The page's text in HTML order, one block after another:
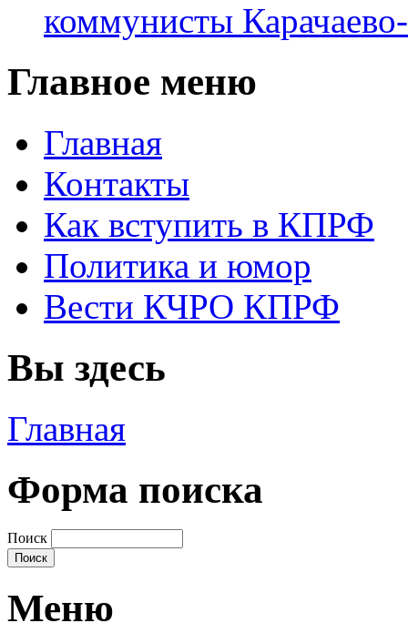
коммунисты
Главное меню
Главная
Контакты
Как вступить в КПРФ
Политика и юмор
Вести КЧРО КПРФ
Вы здесь
Главная
Форма поиска
Поиск
Меню